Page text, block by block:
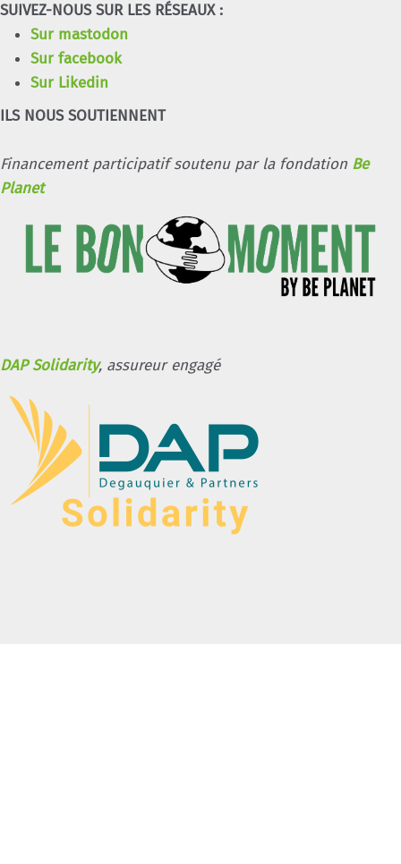
SUIVEZ-NOUS SUR LES RÉSEAUX :
Sur mastodon
Sur facebook
Sur Likedin
ILS NOUS SOUTIENNENT
Financement participatif soutenu par la fondation Be
Planet
DAP Solidarity, assureur engagé